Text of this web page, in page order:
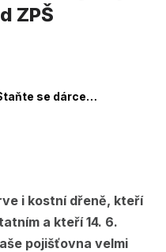
ZPŠ
Staňte se dárcem krve a využijte výhod od ZPŠ
i kostní dřeně, kteří
a kteří 14. 6.
pojišťovna velmi